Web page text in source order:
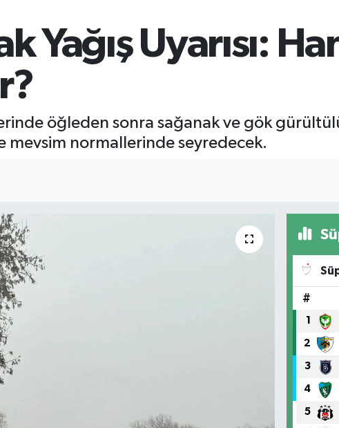
Yağış Uyarısı:
öğleden sonra sağanak ve gök
mevsim normallerinde seyredecek.
#
1
2
3
4
5